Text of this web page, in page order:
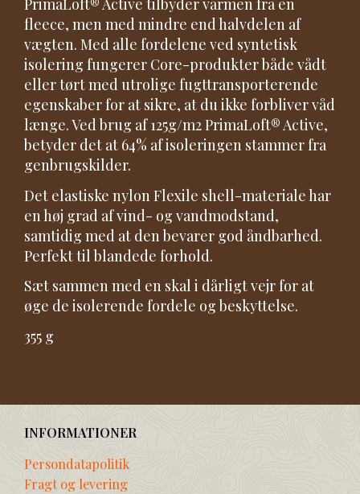
PrimaLoft® Active tilbyder varmen fra en
fleece, men med mindre end halvdelen af
vægten. Med alle fordelene ved syntetisk
isolering fungerer Core-produkter både vådt
eller tørt med utrolige fugttransporterende
egenskaber for at sikre, at du ikke forbliver våd
længe. Ved brug af 125g/m2 PrimaLoft® Active,
betyder det at 64% af isoleringen stammer fra
genbrugskilder.
Det elastiske nylon Flexile shell-materiale har
en høj grad af vind- og vandmodstand,
samtidig med at den bevarer god åndbarhed.
Perfekt til blandede forhold.
Sæt sammen med en skal i dårligt vejr for at
øge de isolerende fordele og beskyttelse.
355 g
INFORMATIONER
Persondatapolitik
Fragt og levering